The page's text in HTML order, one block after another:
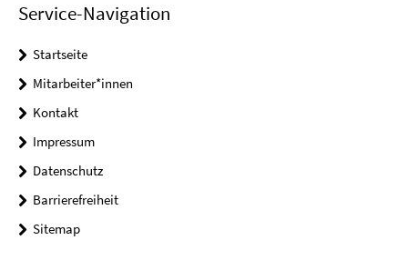
Service-Navigation
Startseite
Mitarbeiter*innen
Kontakt
Impressum
Datenschutz
Barrierefreiheit
Sitemap